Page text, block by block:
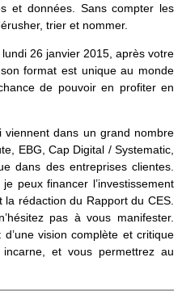
et données. Sans compter les
trier et nommer.
26 janvier 2015, après votre
format est unique au monde
de pouvoir en profiter en
viennent dans un grand nombre
EBG, Cap Digital / Systematic,
dans des entreprises clientes.
peux financer l’investissement
rédaction du Rapport du CES.
pas à vous manifester.
vision complète et critique
et vous permettrez au